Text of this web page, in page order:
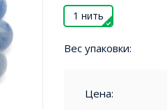
1 нить
Вес упаковки:
Цена: